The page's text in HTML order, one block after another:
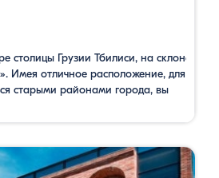
столицы Грузии Тбилиси, на склоне,
Имея отличное расположение, для
старыми районами города, вы
где представлены артефакты,
В ресторане с